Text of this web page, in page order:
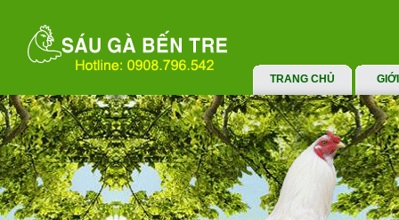
TRANG CHỦ